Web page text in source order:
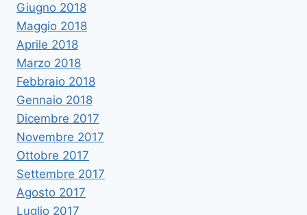
Giugno 2018
Maggio 2018
Aprile 2018
Marzo 2018
Febbraio 2018
Gennaio 2018
Dicembre 2017
Novembre 2017
Ottobre 2017
Settembre 2017
Agosto 2017
Luglio 2017